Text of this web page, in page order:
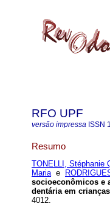
RFO UPF
versão impressa ISSN
Resumo
TONELLI, Stéphanie
Mariae
socioeconômicos e
dentária em crianças
4012.